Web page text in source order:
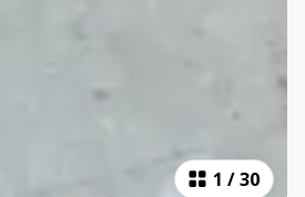
1 /30